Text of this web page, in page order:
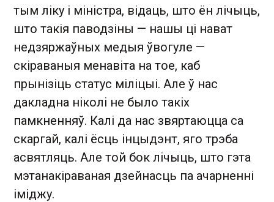
тым ліку і міністра, відаць, што ён лічыць,
што такія паводзіны — нашы ці нават
недзяржаўных медыя ўвогуле —
скіраваныя менавіта на тое, каб
прынізіць статус міліцыі. Але ў нас
дакладна ніколі не было такіх
памкненняў. Калі да нас звяртаюцца са
скаргай, калі ёсць інцыдэнт, яго трэба
асвятляць. Але той бок лічыць, што гэта
мэтанакіраваная дзейнасць па ачарненні
іміджу.